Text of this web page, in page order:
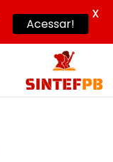
Acessar!
X